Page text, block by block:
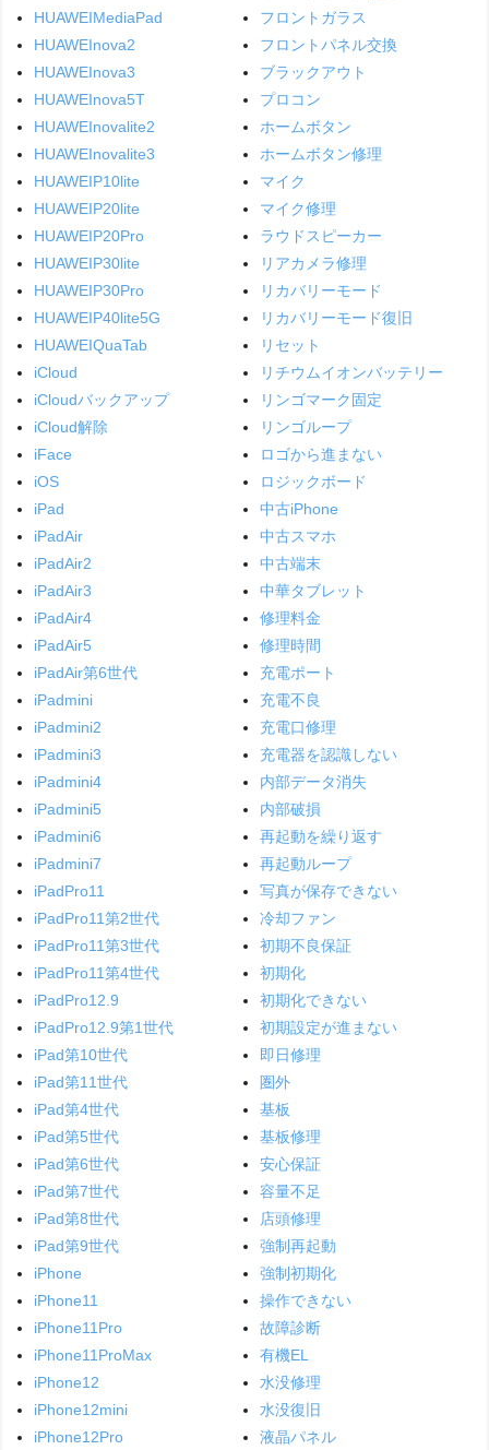
HUAWEIMediaPad
HUAWEInova2
HUAWEInova3
HUAWEInova5T
HUAWEInovalite2
HUAWEInovalite3
HUAWEIP10lite
HUAWEIP20lite
HUAWEIP20Pro
HUAWEIP30lite
HUAWEIP30Pro
HUAWEIP40lite5G
HUAWEIQuaTab
iCloud
iCloudバックアップ
iCloud解除
iFace
iOS
iPad
iPadAir
iPadAir2
iPadAir3
iPadAir4
iPadAir5
iPadAir第6世代
iPadmini
iPadmini2
iPadmini3
iPadmini4
iPadmini5
iPadmini6
iPadmini7
iPadPro11
iPadPro11第2世代
iPadPro11第3世代
iPadPro11第4世代
iPadPro12.9
iPadPro12.9第1世代
iPad第10世代
iPad第11世代
iPad第4世代
iPad第5世代
iPad第6世代
iPad第7世代
iPad第8世代
iPad第9世代
iPhone
iPhone11
iPhone11Pro
iPhone11ProMax
iPhone12
iPhone12mini
iPhone12Pro
フロントガラス
フロントパネル交換
ブラックアウト
プロコン
ホームボタン
ホームボタン修理
マイク
マイク修理
ラウドスピーカー
リアカメラ修理
リカバリーモード
リカバリーモード復旧
リセット
リチウムイオンバッテリー
リンゴマーク固定
リンゴループ
ロゴから進まない
ロジックボード
中古iPhone
中古スマホ
中古端末
中華タブレット
修理料金
修理時間
充電ポート
充電不良
充電口修理
充電器を認識しない
内部データ消失
内部破損
再起動を繰り返す
再起動ループ
写真が保存できない
冷却ファン
初期不良保証
初期化
初期化できない
初期設定が進まない
即日修理
圏外
基板
基板修理
安心保証
容量不足
店頭修理
強制再起動
強制初期化
操作できない
故障診断
有機EL
水没修理
水没復旧
液晶パネル